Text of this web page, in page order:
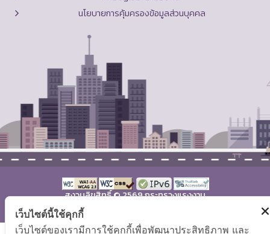
นโยบายการคุ้มครองข้อมูลส่วนบุคคล
สงวนลิขสิทธิ์ © 2569 กระทรวงแรงงาน
แผนผังเว็บไซต์
เว็บไซต์นี้ใช้คุกกี้
เว็บไซต์ของเรามีการใช้คุกกี้เพื่อพัฒนาประสิทธิภาพ และ